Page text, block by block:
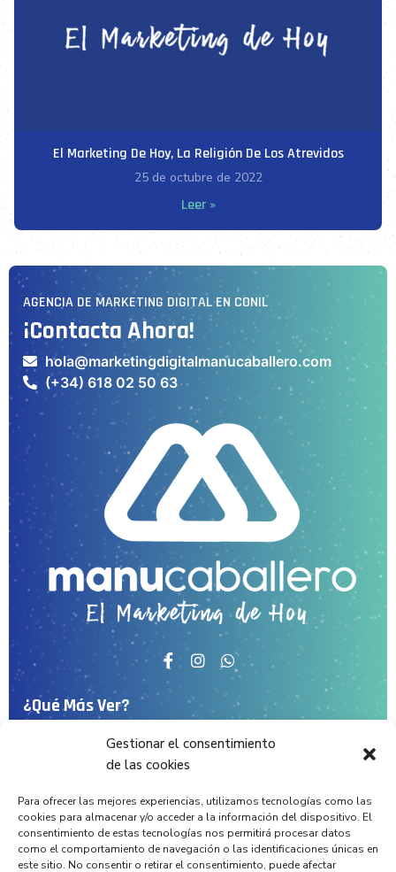
Gestionar el consentimiento
de las cookies
Para ofrecer las mejores experiencias, utilizamos tecnologías como las
cookies para almacenar y/o acceder a la información del dispositivo. El
consentimiento de estas tecnologías nos permitirá procesar datos
como el comportamiento de navegación o las identificaciones únicas en
este sitio. No consentir o retirar el consentimiento, puede afectar
El Marketing De Hoy, La Religión De Los Atrevidos
25 de octubre de 2022
Leer »
AGENCIA DE MARKETING DIGITAL EN CONIL
¡Contacta Ahora!
hola@marketingdigitalmanucaballero.com
(+34) 618 02 50 63
¿Qué Más Ver?
Servicios
Proyectos